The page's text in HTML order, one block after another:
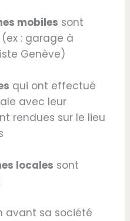
mobiles sont
: garage à
Genève)
qui ont effectué
avec leur
rendues sur le lieu
locales sont
avant sa société